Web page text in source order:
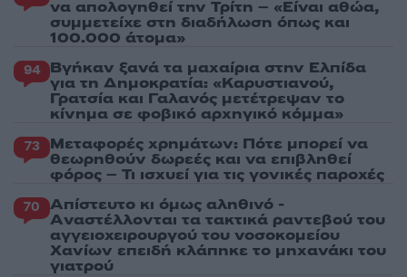
να απολογηθεί την Τρίτη – «Είναι αθώα,
συμμετείχε στη διαδήλωση όπως και
100.000 άτομα»
94 Βγήκαν ξανά τα μαχαίρια στην Ελπίδα
για τη Δημοκρατία: «Καρυστιανού,
Γρατσία και Γαλανός μετέτρεψαν το
κίνημα σε φοβικό αρχηγικό κόμμα»
73 Μεταφορές χρημάτων: Πότε μπορεί να
θεωρηθούν δωρεές και να επιβληθεί
φόρος – Τι ισχυεί για τις γονικές παροχές
70 Απίστευτο κι όμως αληθινό -
Aναστέλλονται τα τακτικά ραντεβού του
αγγειοχειρουργού του νοσοκομείου
Χανίων επειδή κλάπηκε το μηχανάκι του
γιατρού